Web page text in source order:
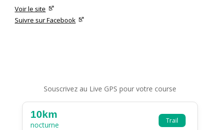
Voir le site
Suivre sur Facebook
Souscrivez au Live GPS pour votre course
Trail
10km
nocturne